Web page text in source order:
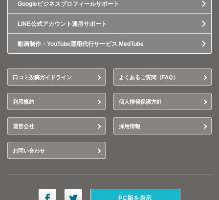
Googleビジネスプロフィールサポート
LINE公式アカウント運用サポート
動画制作・YouTube運用代行サービス MedTube
口コミ投稿ガイドライン よくあるご質問（FAQ）
利用規約 個人情報保護方針
運営会社 採用情報
お問い合わせ
PC版を表示